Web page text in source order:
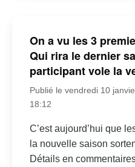
On a vu les 3
Qui rira le dernier
participant vole la
Publié le vendredi 10
18:12
C’est aujourd’hui que
la nouvelle saison
Détails en